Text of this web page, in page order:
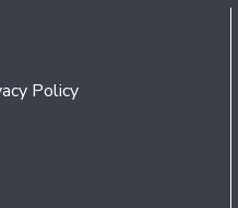
Policy